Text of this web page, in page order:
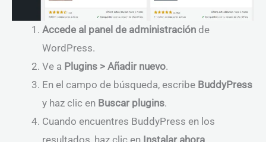
Accede al panel de administración de
WordPress.
Ve a Plugins > Añadir nuevo.
En el campo de búsqueda, escribe BuddyPress
y haz clic en Buscar plugins.
Cuando encuentres BuddyPress en los